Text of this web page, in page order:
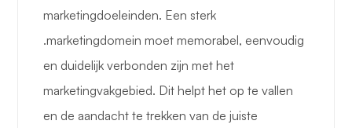
marketingdoeleinden. Een sterk
.marketingdomein moet memorabel, eenvoudig
en duidelijk verbonden zijn met het
marketingvakgebied. Dit helpt het op te vallen
en de aandacht te trekken van de juiste